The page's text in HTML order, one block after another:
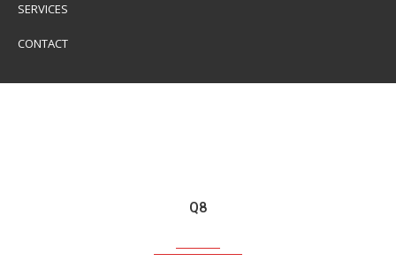
SERVICES
CONTACT
Q8